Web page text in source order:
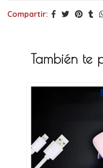
Compartir:
También te